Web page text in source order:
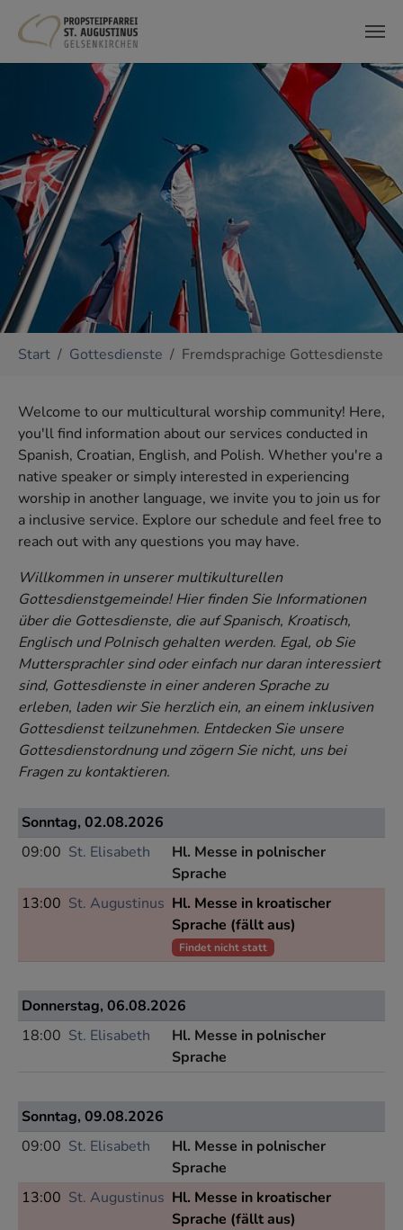
Zum Hauptinhalt springen
Start Gottesdienste Fremdsprachige Gottesdienste
Welcome to our multicultural worship community! Here,
you'll find information about our services conducted in
Spanish, Croatian, English, and Polish. Whether you're a
native speaker or simply interested in experiencing
worship in another language, we invite you to join us for
a inclusive service. Explore our schedule and feel free to
reach out with any questions you may have.
Willkommen in unserer multikulturellen
Gottesdienstgemeinde! Hier finden Sie Informationen
über die Gottesdienste, die auf Spanisch, Kroatisch,
Englisch und Polnisch gehalten werden. Egal, ob Sie
Muttersprachler sind oder einfach nur daran interessiert
sind, Gottesdienste in einer anderen Sprache zu
erleben, laden wir Sie herzlich ein, an einem inklusiven
Gottesdienst teilzunehmen. Entdecken Sie unsere
Gottesdienstordnung und zögern Sie nicht, uns bei
Fragen zu kontaktieren.
Sonntag, 02.08.2026
09:00 St. Elisabeth
Hl. Messe in polnischer
Sprache
13:00 St. Augustinus Hl. Messe in kroatischer
Sprache (fällt aus)
Findet nicht statt
Donnerstag, 06.08.2026
18:00 St. Elisabeth
Hl. Messe in polnischer
Sprache
Sonntag, 09.08.2026
09:00 St. Elisabeth
Hl. Messe in polnischer
Sprache
13:00 St. Augustinus Hl. Messe in kroatischer
Sprache (fällt aus)